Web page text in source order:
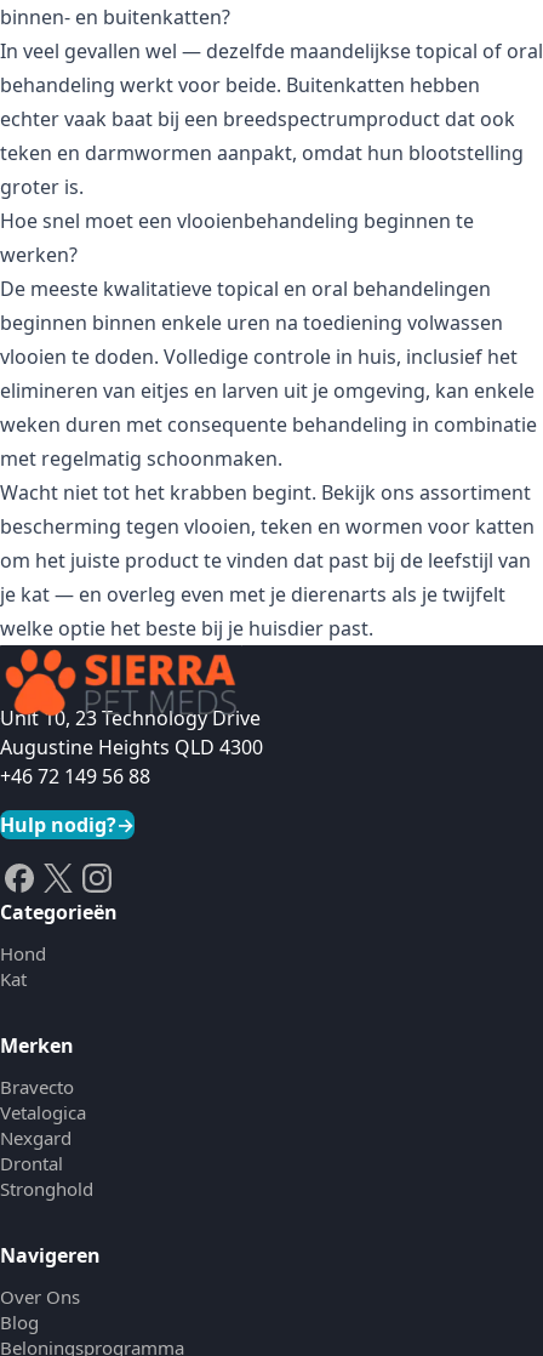
binnen- en buitenkatten?
In veel gevallen wel — dezelfde maandelijkse topical of oral
behandeling werkt voor beide. Buitenkatten hebben
echter vaak baat bij een breedspectrumproduct dat ook
teken en darmwormen aanpakt, omdat hun blootstelling
groter is.
Hoe snel moet een vlooienbehandeling beginnen te
werken?
De meeste kwalitatieve topical en oral behandelingen
beginnen binnen enkele uren na toediening volwassen
vlooien te doden. Volledige controle in huis, inclusief het
elimineren van eitjes en larven uit je omgeving, kan enkele
weken duren met consequente behandeling in combinatie
met regelmatig schoonmaken.
Wacht niet tot het krabben begint. Bekijk ons assortiment
bescherming tegen vlooien, teken en wormen voor katten
om het juiste product te vinden dat past bij de leefstijl van
je kat — en overleg even met je dierenarts als je twijfelt
welke optie het beste bij je huisdier past.
Unit 10, 23 Technology Drive
Augustine Heights QLD 4300
+46 72 149 56 88
Hulp nodig?→
Categorieën
Hond
Kat
Merken
Bravecto
Vetalogica
Nexgard
Drontal
Stronghold
Navigeren
Over Ons
Blog
Beloningsprogramma